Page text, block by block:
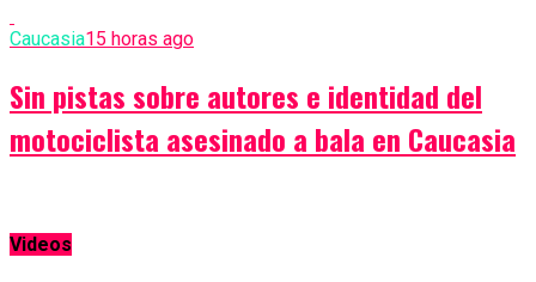
Caucasia15 horas ago
Sin pistas sobre autores e identidad del
motociclista asesinado a bala en Caucasia
Videos